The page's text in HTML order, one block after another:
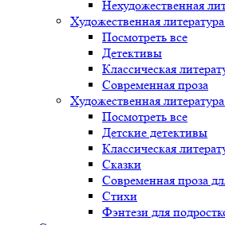
Нехудожественная
Художественная
Посмотреть все
Детективы
Классическая
Современная проза
Художественная
Посмотреть все
Детские детективы
Классическая
Сказки
Современная проза
Стихи
Фэнтези для